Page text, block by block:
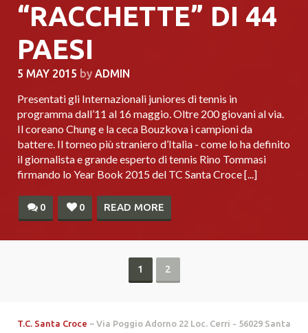
“RACCHETTE” DI 44
PAESI
5 MAY 2015 by ADMIN
Presentati gli Internazionali juniores di tennis in
programma dall’11 al 16 maggio. Oltre 200 giovani al via.
Il coreano Chung e la ceca Bouzkova i campioni da
battere. Il torneo più straniero d’Italia - come lo ha definito
il giornalista e grande esperto di tennis Rino Tommasi
firmando lo Year Book 2015 del TC Santa Croce [...]
0 0 READ MORE
1 2
T.C. Santa Croce ~ Via Poggio Adorno 22 Loc. Cerri - 56029 Santa